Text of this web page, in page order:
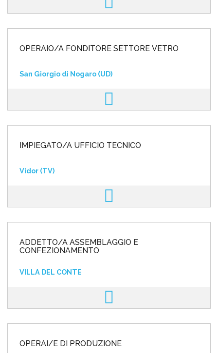
OPERAIO/A FONDITORE SETTORE VETRO
San Giorgio di Nogaro (UD)
IMPIEGATO/A UFFICIO TECNICO
Vidor (TV)
ADDETTO/A ASSEMBLAGGIO E
CONFEZIONAMENTO
VILLA DEL CONTE
OPERAI/E DI PRODUZIONE